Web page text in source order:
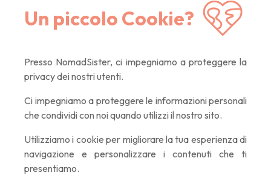
Un piccolo Cookie?
Presso NomadSister, ci impegniamo a proteggere la
privacy dei nostri utenti.
Ci impegniamo a proteggere le informazioni personali
che condividi con noi quando utilizzi il nostro sito.
Utilizziamo i cookie per migliorare la tua esperienza di
navigazione e personalizzare i contenuti che ti
presentiamo.
Fai snorkeling a Okinawa
Se hai l'occasione di recarti sulle isole di Okinawa, lo snorkeling
è un must. Ho lavorato 4 mesi lì, e ho passato parecchi dei miei
giorni liberi ad ammirare i